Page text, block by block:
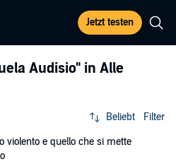
Jetzt testen
Audisio" in Alle
Beliebt Filter
violento e quello che si mette